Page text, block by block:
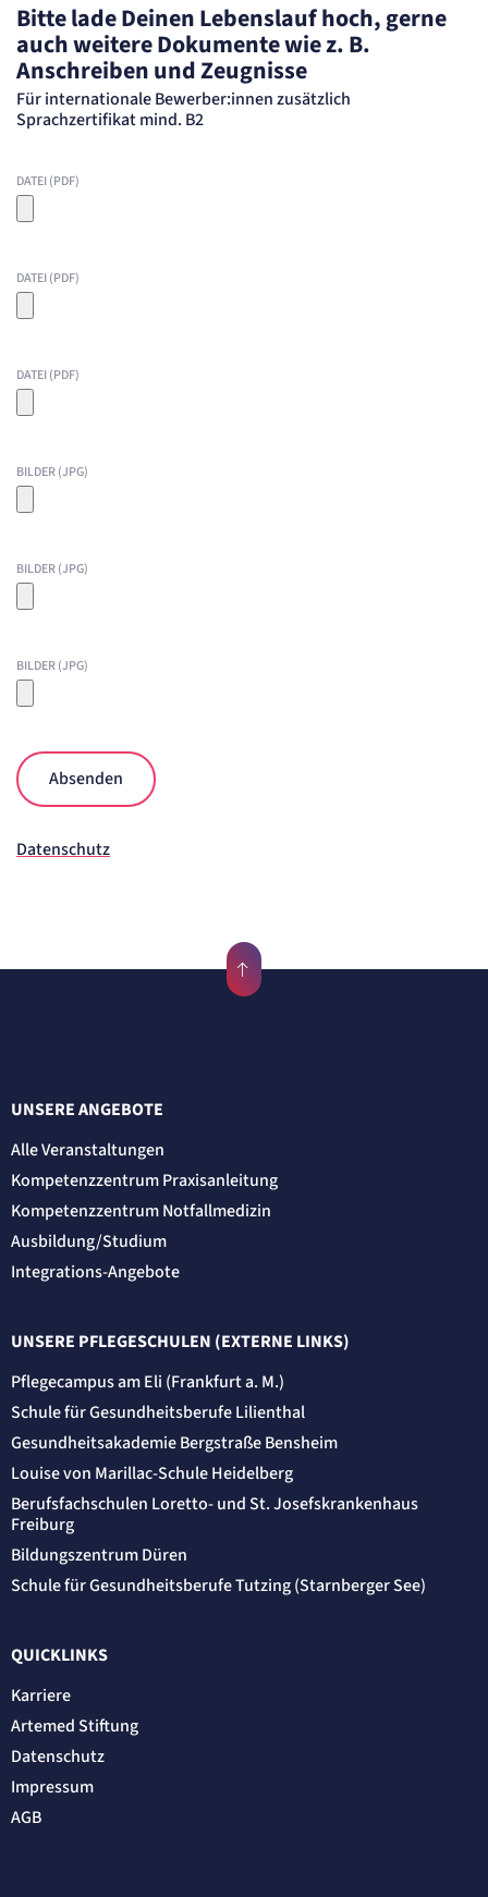
Bitte lade Deinen Lebenslauf hoch, gerne
auch weitere Dokumente wie z. B.
Anschreiben und Zeugnisse
Für internationale Bewerber:innen zusätzlich
Sprachzertifikat mind. B2
DATEI (PDF)
DATEI (PDF)
DATEI (PDF)
BILDER (JPG)
BILDER (JPG)
BILDER (JPG)
Absenden
Datenschutz
UNSERE ANGEBOTE
Alle Veranstaltungen
Kompetenzzentrum Praxisanleitung
Kompetenzzentrum Notfallmedizin
Ausbildung/Studium
Integrations-Angebote
UNSERE PFLEGESCHULEN (EXTERNE LINKS)
Pflegecampus am Eli (Frankfurt a. M.)
Schule für Gesundheitsberufe Lilienthal
Gesundheitsakademie Bergstraße Bensheim
Louise von Marillac-Schule Heidelberg
Berufsfachschulen Loretto- und St. Josefskrankenhaus
Freiburg
Bildungszentrum Düren
Schule für Gesundheitsberufe Tutzing (Starnberger See)
QUICKLINKS
Karriere
Artemed Stiftung
Datenschutz
Impressum
AGB